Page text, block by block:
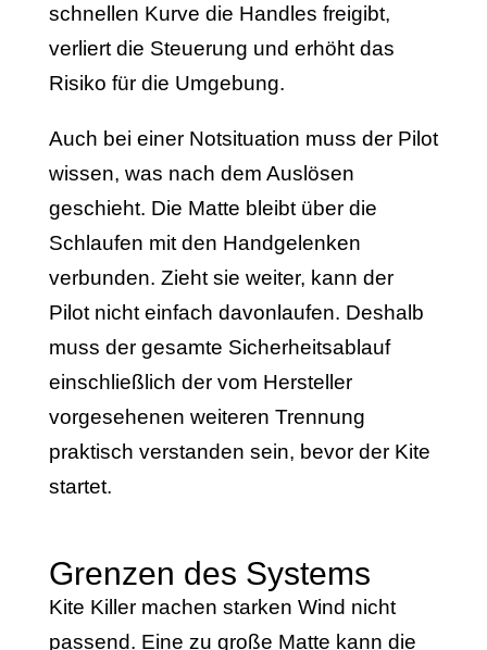
schnellen Kurve die Handles freigibt,
verliert die Steuerung und erhöht das
Risiko für die Umgebung.
Auch bei einer Notsituation muss der Pilot
wissen, was nach dem Auslösen
geschieht. Die Matte bleibt über die
Schlaufen mit den Handgelenken
verbunden. Zieht sie weiter, kann der
Pilot nicht einfach davonlaufen. Deshalb
muss der gesamte Sicherheitsablauf
einschließlich der vom Hersteller
vorgesehenen weiteren Trennung
praktisch verstanden sein, bevor der Kite
startet.
Grenzen des Systems
Kite Killer machen starken Wind nicht
passend. Eine zu große Matte kann die